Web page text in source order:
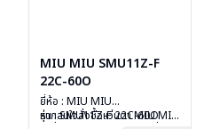
MIU MIU SMU11Z-F
22C-60O
ยี่ห้อ : MIU MIU
รุ่น : SMU11Z-F 22C-60O
หากสนใจสั่งชื้อแว่นตา MIU MIU